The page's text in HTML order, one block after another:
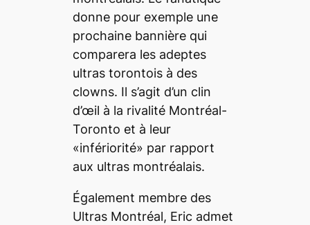
donne pour exemple une
prochaine bannière qui
comparera les adeptes
ultras torontois à des
clowns. Il s’agit d’un clin
d’œil à la rivalité Montréal-
Toronto et à leur
«infériorité» par rapport
aux ultras montréalais.
Également membre des
Ultras Montréal, Eric admet